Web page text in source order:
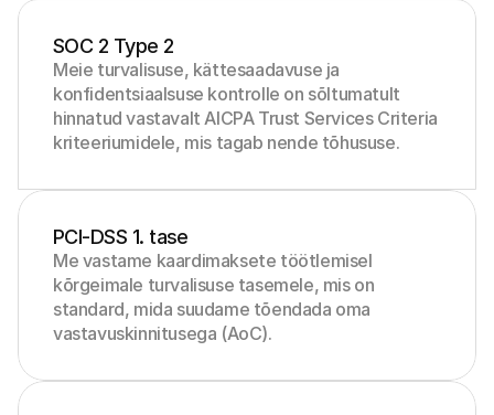
SOC 2 Type 2
Meie turvalisuse, kättesaadavuse ja
konfidentsiaalsuse kontrolle on sõltumatult
hinnatud vastavalt AICPA Trust Services Criteria
kriteeriumidele, mis tagab nende tõhususe.
PCI-DSS 1. tase
Me vastame kaardimaksete töötlemisel
kõrgeimale turvalisuse tasemele, mis on
standard, mida suudame tõendada oma
vastavuskinnitusega (AoC).